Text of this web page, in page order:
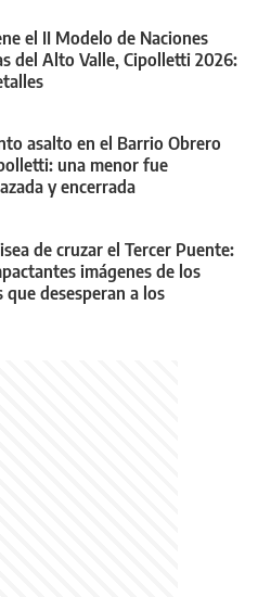
el II Modelo de Naciones
del Alto Valle, Cipolletti 2026:
asalto en el Barrio Obrero
una menor fue
y encerrada
de cruzar el Tercer Puente:
imágenes de los
que desesperan a los